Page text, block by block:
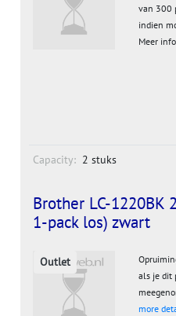
van 300
indien
Meer info
Capacity: 2 stuks
Brother LC-1220BK
1-pack los) zwart
Outlet
als je dit
more